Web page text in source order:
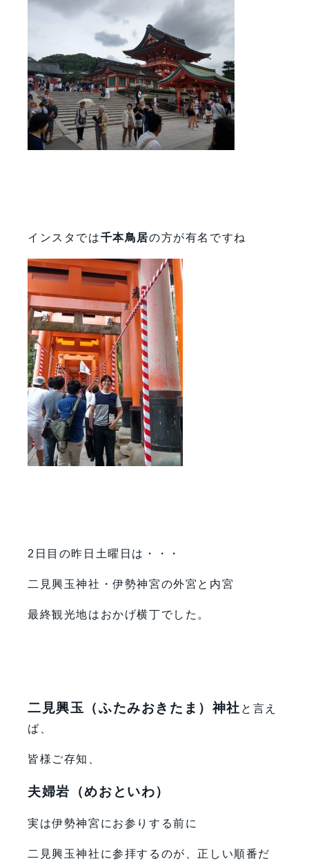
インスタでは千本鳥居の方が有名ですね
2日目の昨日土曜日は・・・
二見興玉神社・伊勢神宮の外宮と内宮
最終観光地はおかげ横丁でした。
二見興玉（ふたみおきたま）神社 と言え
ば、
皆様ご存知、
夫婦岩（めおといわ）
実は伊勢神宮にお参りする前に
二見興玉神社に参拝するのが、正しい順番だ